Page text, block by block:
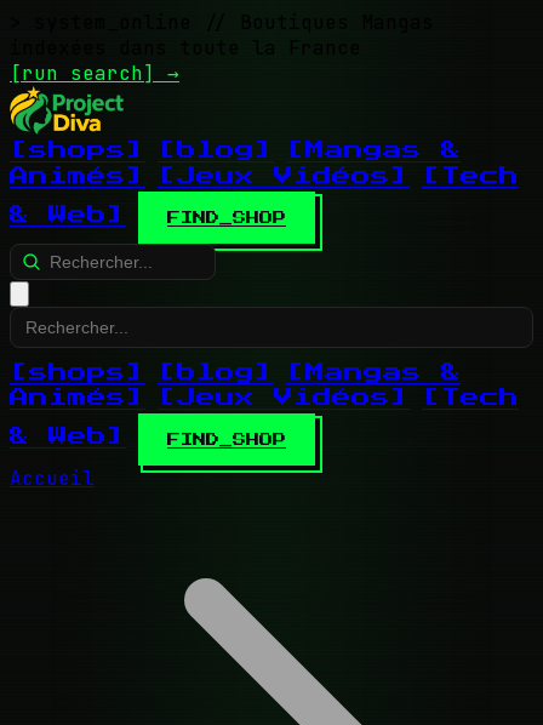
// Boutiques Mangas
indexées dans toute la France
[run search] →
[shops] [blog]
[Mangas &
Animés]
[Jeux Vidéos]
[Tech
& Web]
FIND_SHOP
[shops] [blog]
[Mangas &
Animés]
[Jeux Vidéos]
[Tech
& Web]
FIND_SHOP
Accueil